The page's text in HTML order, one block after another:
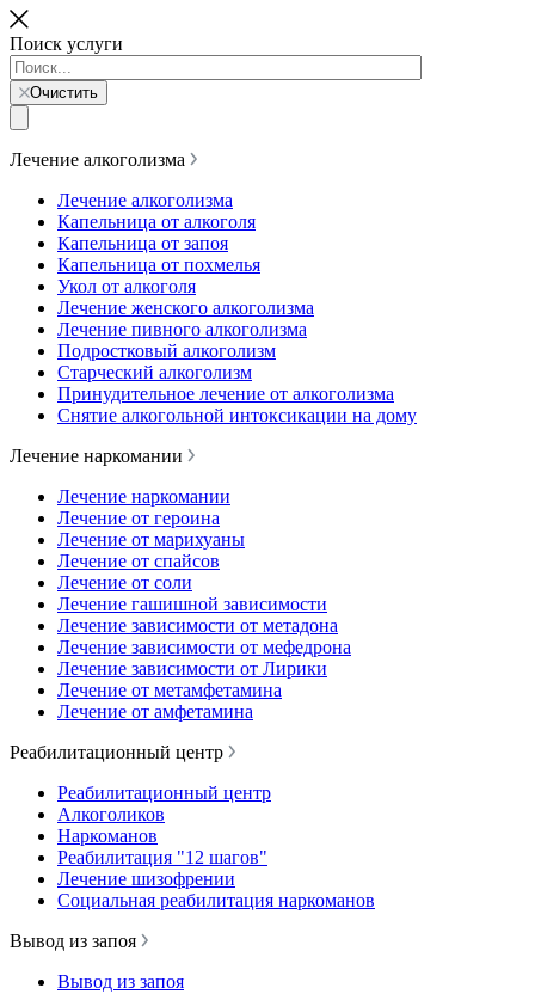
Поиск услуги
Очистить
Лечение алкоголизма
Лечение алкоголизма
Капельница от алкоголя
Капельница от запоя
Капельница от похмелья
Укол от алкоголя
Лечение женского алкоголизма
Лечение пивного алкоголизма
Подростковый алкоголизм
Старческий алкоголизм
Принудительное лечение от алкоголизма
Снятие алкогольной интоксикации на дому
Лечение наркомании
Лечение наркомании
Лечение от героина
Лечение от марихуаны
Лечение от спайсов
Лечение от соли
Лечение гашишной зависимости
Лечение зависимости от метадона
Лечение зависимости от мефедрона
Лечение зависимости от Лирики
Лечение от метамфетамина
Лечение от амфетамина
Реабилитационный центр
Реабилитационный центр
Алкоголиков
Наркоманов
Реабилитация "12 шагов"
Лечение шизофрении
Социальная реабилитация наркоманов
Вывод из запоя
Вывод из запоя